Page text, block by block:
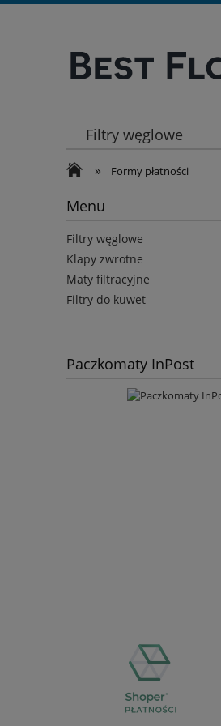
Filtry węglowe
» Formy płatności
Menu
Filtry węglowe
Klapy zwrotne
Maty filtracyjne
Filtry do kuwet
Paczkomaty InPost